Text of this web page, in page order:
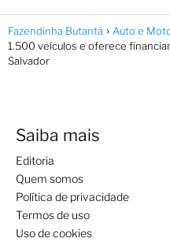
Fazendinha Butantã Auto e
1.500 veículos e oferece
Salvador
Saiba mais
Editoria
Quem somos
Política de privacidade
Termos de uso
Uso de cookies